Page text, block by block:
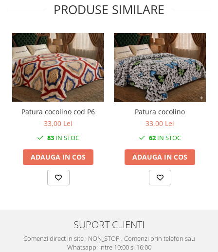
PRODUSE SIMILARE
Patura cocolino cod P6
33,00 Lei
83 IN STOC
ADAUGA IN COS
Patura cocolino
33,00 Lei
62 IN STOC
ADAUGA IN COS
SUPORT CLIENTI
Comenzi direct in site : NON_STOP . Comenzi prin telefon sau
Whatsapp: intre 10:00 si 16:00